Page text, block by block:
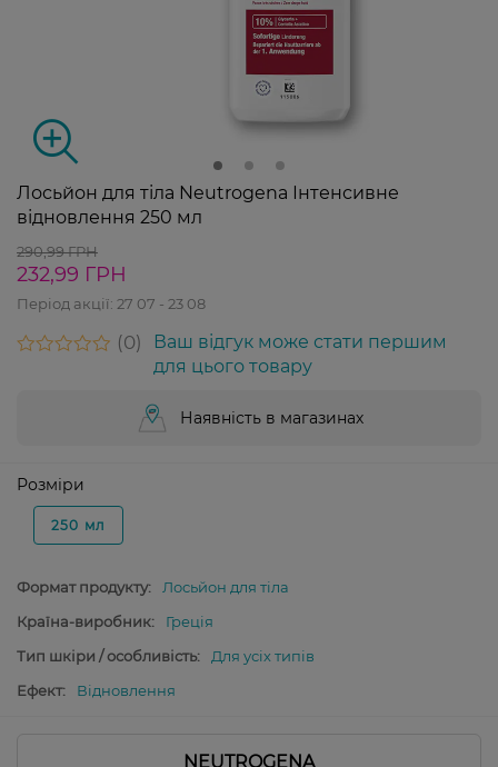
Лосьйон для тіла Neutrogena Інтенсивне
відновлення 250 мл
290,99 ГРН
232,99 ГРН
Період акції: 27 07 - 23 08
0
Ваш відгук може стати першим
для цього товару
Наявність в магазинах
Розміри
250 мл
Формат продукту:
Лосьйон для тіла
Країна-виробник:
Греція
Тип шкіри / особливість:
Для усіх типів
Ефект:
Відновлення
NEUTROGENA